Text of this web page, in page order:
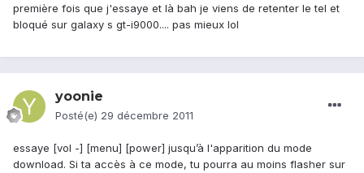
première fois que j'essaye et là bah je viens de retenter le tel et
bloqué sur galaxy s gt-i9000.... pas mieux lol
yoonie
Posté(e) 29 décembre 2011
essaye [vol -] [menu] [power] jusqu’à l'apparition du mode
download. Si ta accès à ce mode, tu pourra au moins flasher sur